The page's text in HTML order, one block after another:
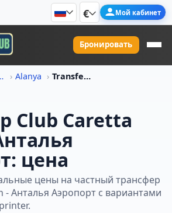
€ Мой кабинет
Бронировать
трансфер Alanya Transfer Iz Club Caretta Beach V Antalya Aeroport Tsena
Club Caretta
цена
цены на частный трансфер
- Анталья Аэропорт с вариантами